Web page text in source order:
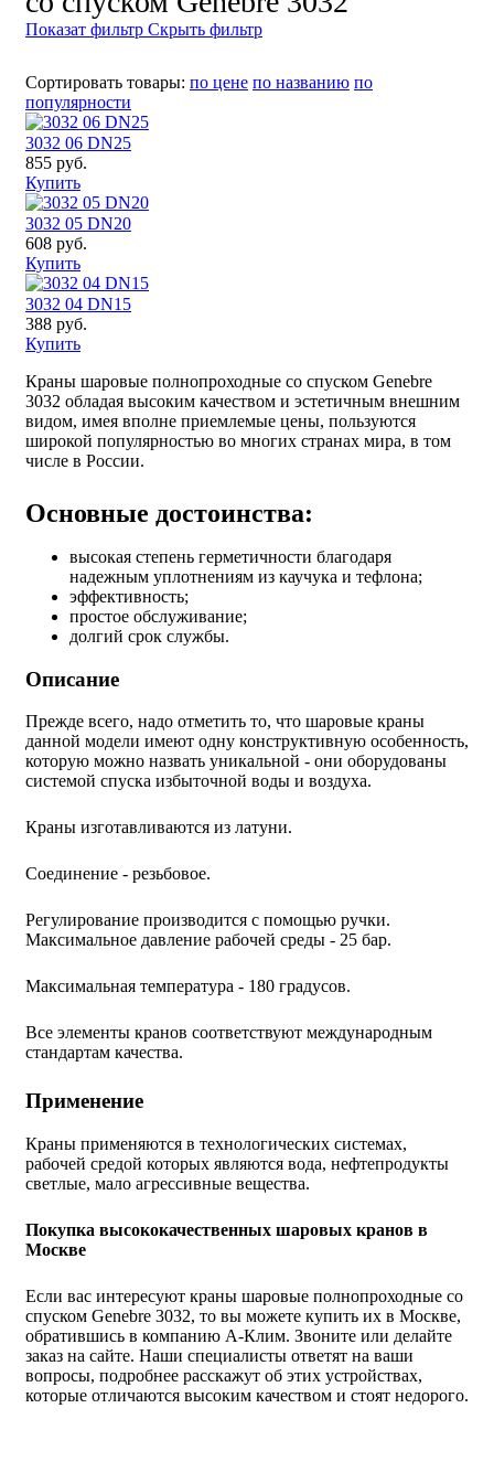
Показат фильтр Скрыть фильтр
Сортировать товары: по цене по названию по
популярности
3032 06 DN25
855 руб.
Купить
3032 05 DN20
608 руб.
Купить
3032 04 DN15
388 руб.
Купить
Краны шаровые полнопроходные со спуском Genebre
3032 обладая высоким качеством и эстетичным внешним
видом, имея вполне приемлемые цены, пользуются
широкой популярностью во многих странах мира, в том
числе в России.
Основные достоинства:
высокая степень герметичности благодаря
надежным уплотнениям из каучука и тефлона;
эффективность;
простое обслуживание;
долгий срок службы.
Описание
Прежде всего, надо отметить то, что шаровые краны
данной модели имеют одну конструктивную особенность,
которую можно назвать уникальной - они оборудованы
системой спуска избыточной воды и воздуха.
Краны изготавливаются из латуни.
Соединение - резьбовое.
Регулирование производится с помощью ручки.
Максимальное давление рабочей среды - 25 бар.
Максимальная температура - 180 градусов.
Все элементы кранов соответствуют международным
стандартам качества.
Применение
Краны применяются в технологических системах,
рабочей средой которых являются вода, нефтепродукты
светлые, мало агрессивные вещества.
Покупка высококачественных шаровых кранов в
Москве
Если вас интересуют краны шаровые полнопроходные со
спуском Genebre 3032, то вы можете купить их в Москве,
обратившись в компанию А-Клим. Звоните или делайте
заказ на сайте. Наши специалисты ответят на ваши
вопросы, подробнее расскажут об этих устройствах,
которые отличаются высоким качеством и стоят недорого.